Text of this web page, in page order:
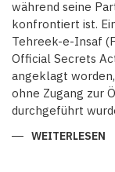
während seine
konfrontiert ist.
Tehreek-e-Insaf
Official Secrets
angeklagt
ohne Zugang zur
durchgeführt
WEITERLESEN